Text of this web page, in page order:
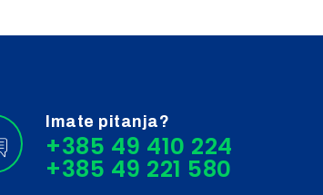
Imate pitanja?
+385 49 410 224